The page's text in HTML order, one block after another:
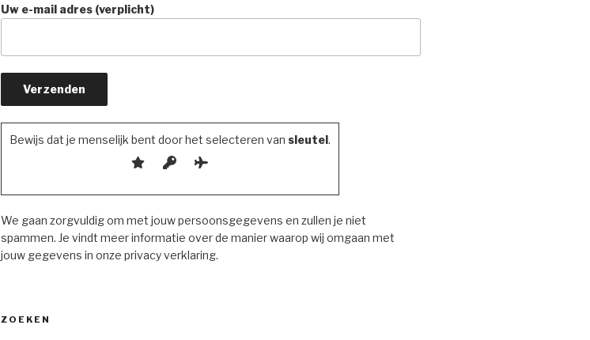
Uw e-mail adres (verplicht)
Bewijs dat je menselijk bent door het selecteren van sleutel.
We gaan zorgvuldig om met jouw persoonsgegevens en zullen je niet
spammen. Je vindt meer informatie over de manier waarop wij omgaan met
jouw gegevens in onze privacy verklaring.
ZOEKEN